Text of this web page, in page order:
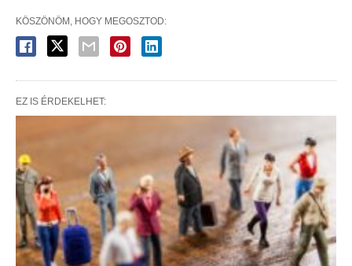
KÖSZÖNÖM, HOGY MEGOSZTOD:
EZ IS ÉRDEKELHET: